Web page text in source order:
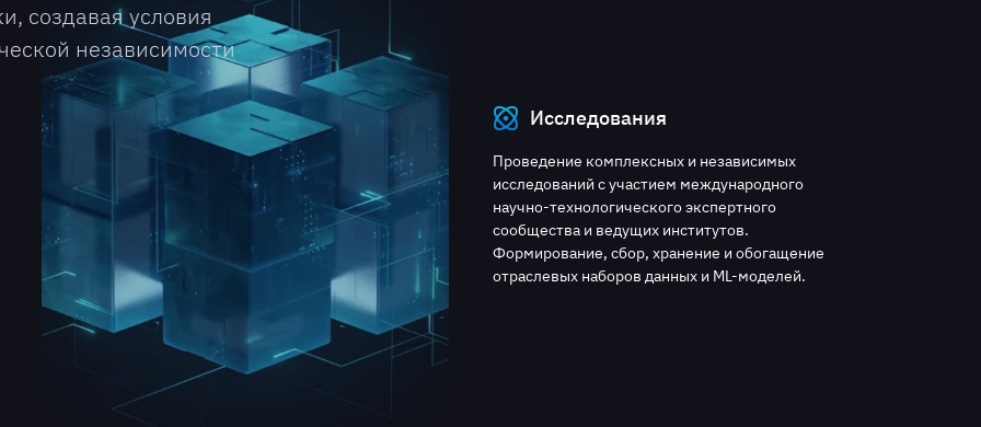
создавая условия
независимости
Исследования
Проведение комплексных и независимых
исследований с участием международного
научно-технологического экспертного
сообщества и ведущих институтов.
Формирование, сбор, хранение и обогащение
отраслевых наборов данных и ML-моделей.